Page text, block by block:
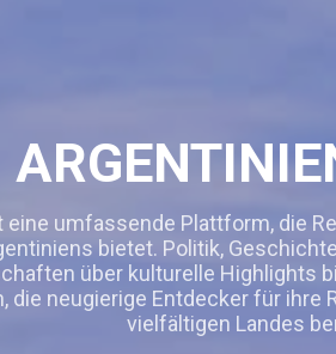
umfassende Plattform, die
bietet. Politik,
über kulturelle Highlights
die neugierige Entdecker für ihre
vielfältigen Landes